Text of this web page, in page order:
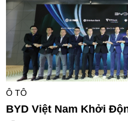
Ô TÔ
BYD Việt Nam Khởi